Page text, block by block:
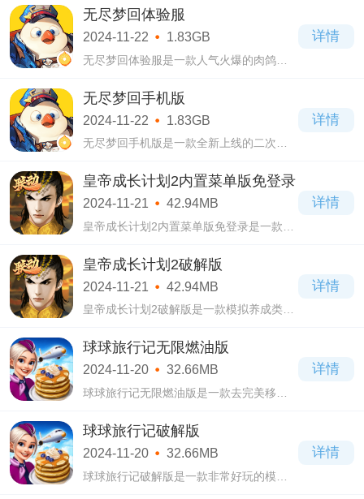
精心准备了大量热门主题的短剧供大家休
闲娱乐，内容方面是非常丰富的，你想看
都有!
无尽梦回体验服
2024-11-22 1.83GB
无尽梦回体验服是一款人气火爆的肉鸽动
各种全新的活动玩法，游戏为玩家提供了
奇幻的梦幻世界。
详情
无尽梦回手机版
2024-11-22 1.83GB
无尽梦回手机版是一款全新上线的二次元
现给大家，以及灵活的操作系统配上出色
的动作肉鸽玩法，相信一定不会让大家失
望的。
详情
皇帝成长计划2内置菜单版免登录
2024-11-21 42.94MB
皇帝成长计划2内置菜单版免登录是一款以
代版本续作，拥有完整的故事剧情冒险，
玩家在这里可以通过努力成为最伟大的皇
帝
详情
皇帝成长计划2破解版
2024-11-21 42.94MB
皇帝成长计划2破解版是一款模拟养成类手
全面的创新，在游戏中，玩家可以扮演各
个朝代不同的天子，加上高度自由的单局
养成
详情
球球旅行记无限燃油版
2024-11-20 32.66MB
球球旅行记无限燃油版是一款去完美移植
以制作烹饪出各种各样的食物来招待飞机
上的所有旅客，游戏画面采用了美式动画
风格
详情
球球旅行记破解版
2024-11-20 32.66MB
球球旅行记破解版是一款非常好玩的模拟
详情